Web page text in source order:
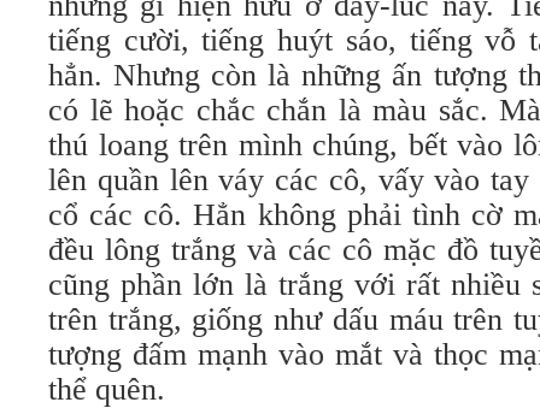
tiếng cười, tiếng huýt sáo, tiếng vỗ
hẳn. Nhưng còn là những ấn tượng
có lẽ hoặc chắc chắn là màu sắc.
thú loang trên mình chúng, bết vào
lên quần lên váy các cô, vấy vào
cổ các cô. Hẳn không phải tình cờ
đều lông trắng và các cô mặc đồ
cũng phần lớn là trắng với rất nhiều
trên trắng, giống như dấu máu trên
tượng đấm mạnh vào mắt và thọc
thể quên.